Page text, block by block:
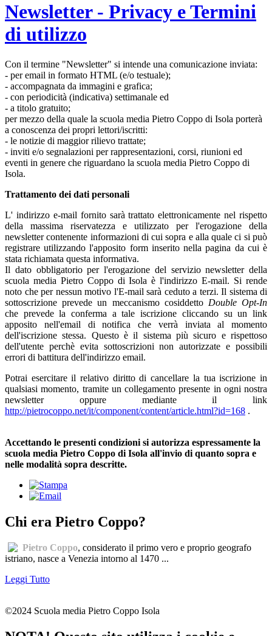
Newsletter - Privacy e Termini
di utilizzo
Con il termine "Newsletter" si intende una comunicazione inviata:
- per email in formato HTML (e/o testuale);
- accompagnata da immagini e grafica;
- con periodicità (indicativa) settimanale ed
- a titolo gratuito;
per mezzo della quale la scuola media Pietro Coppo di Isola porterà
a conoscenza dei propri lettori/iscritti:
- le notizie di maggior rilievo trattate;
- inviti e/o segnalazioni per rappresentazioni, corsi, riunioni ed
eventi in genere che riguardano la scuola media Pietro Coppo di
Isola.
Trattamento dei dati personali
L' indirizzo e-mail fornito sarà trattato elettronicamente nel rispetto
della massima riservatezza e utilizzato per l'erogazione della
newsletter contenente informazioni di cui sopra e alla quale ci si può
registrare utilizzando l'apposito form inserito nella pagina da cui è
stata richiamata questa informativa.
Il dato obbligatorio per l'erogazione del servizio newsletter della
scuola media Pietro Coppo di Isola è l'indirizzo E-mail. Si rende
noto che per nessun motivo l'E-mail sarà ceduto a terzi. Il sistema di
sottoscrizione prevede un meccanismo cosiddetto Double Opt-In
che prevede la conferma a tale iscrizione cliccando su un link
apposito nell'email di notifica che verrà inviata al momento
dell'iscrizione stessa. Questo è il sistema più sicuro e rispettoso
dell'utente perchè evita sottoscrizioni non autorizzate e possibili
errori di battitura dell'indirizzo email.
Potrai esercitare il relativo diritto di cancellare la tua iscrizione in
qualsiasi momento, tramite un collegamento presente in ogni nostra
newsletter oppure mediante il link
http://pietrocoppo.net/it/component/content/article.html?id=168 .
Accettando le presenti condizioni si autorizza espressamente la
scuola media Pietro Coppo di Isola all'invio di quanto sopra e
nelle modalità sopra descritte.
Chi era Pietro Coppo?
Pietro Coppo, considerato il primo vero e proprio geografo
istriano, nasce a Venezia intorno al 1470 ...
Leggi Tutto
©2024 Scuola media Pietro Coppo Isola